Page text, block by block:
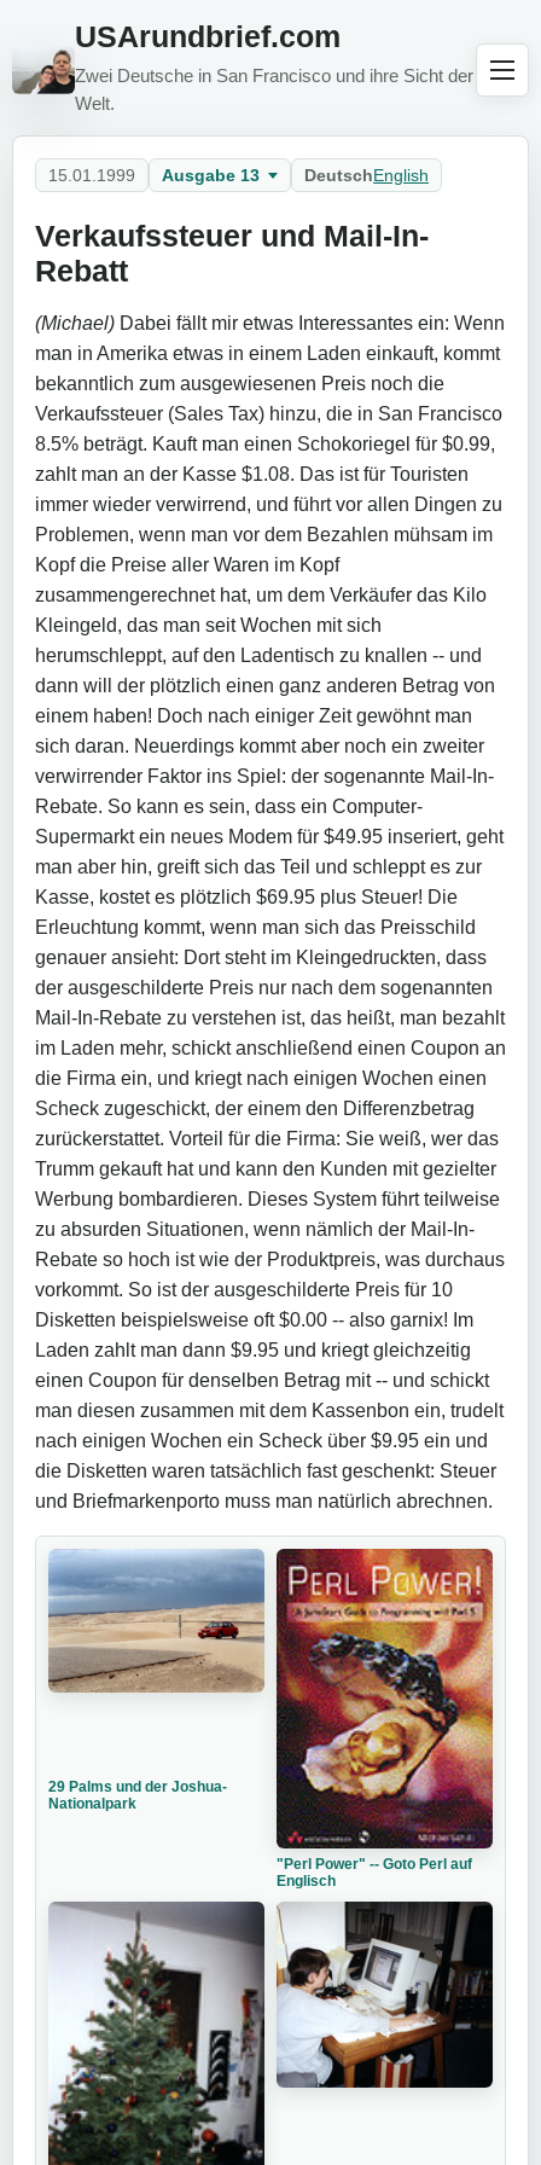
USArundbrief.com
Zwei Deutsche in San Francisco und ihre Sicht der
Welt.
15.01.1999 Ausgabe 13 DeutschEnglish
Verkaufssteuer und Mail-In-
Rebatt
(Michael) Dabei fällt mir etwas Interessantes ein: Wenn
man in Amerika etwas in einem Laden einkauft, kommt
bekanntlich zum ausgewiesenen Preis noch die
Verkaufssteuer (Sales Tax) hinzu, die in San Francisco
8.5% beträgt. Kauft man einen Schokoriegel für $0.99,
zahlt man an der Kasse $1.08. Das ist für Touristen
immer wieder verwirrend, und führt vor allen Dingen zu
Problemen, wenn man vor dem Bezahlen mühsam im
Kopf die Preise aller Waren im Kopf
zusammengerechnet hat, um dem Verkäufer das Kilo
Kleingeld, das man seit Wochen mit sich
herumschleppt, auf den Ladentisch zu knallen -- und
dann will der plötzlich einen ganz anderen Betrag von
einem haben! Doch nach einiger Zeit gewöhnt man
sich daran. Neuerdings kommt aber noch ein zweiter
verwirrender Faktor ins Spiel: der sogenannte Mail-In-
Rebate. So kann es sein, dass ein Computer-
Supermarkt ein neues Modem für $49.95 inseriert, geht
man aber hin, greift sich das Teil und schleppt es zur
Kasse, kostet es plötzlich $69.95 plus Steuer! Die
Erleuchtung kommt, wenn man sich das Preisschild
genauer ansieht: Dort steht im Kleingedruckten, dass
der ausgeschilderte Preis nur nach dem sogenannten
Mail-In-Rebate zu verstehen ist, das heißt, man bezahlt
im Laden mehr, schickt anschließend einen Coupon an
die Firma ein, und kriegt nach einigen Wochen einen
Scheck zugeschickt, der einem den Differenzbetrag
zurückerstattet. Vorteil für die Firma: Sie weiß, wer das
Trumm gekauft hat und kann den Kunden mit gezielter
Werbung bombardieren. Dieses System führt teilweise
zu absurden Situationen, wenn nämlich der Mail-In-
Rebate so hoch ist wie der Produktpreis, was durchaus
vorkommt. So ist der ausgeschilderte Preis für 10
Disketten beispielsweise oft $0.00 -- also garnix! Im
Laden zahlt man dann $9.95 und kriegt gleichzeitig
einen Coupon für denselben Betrag mit -- und schickt
man diesen zusammen mit dem Kassenbon ein, trudelt
nach einigen Wochen ein Scheck über $9.95 ein und
die Disketten waren tatsächlich fast geschenkt: Steuer
und Briefmarkenporto muss man natürlich abrechnen.
29 Palms und der Joshua-
Nationalpark
"Perl Power" -- Goto Perl auf
Englisch